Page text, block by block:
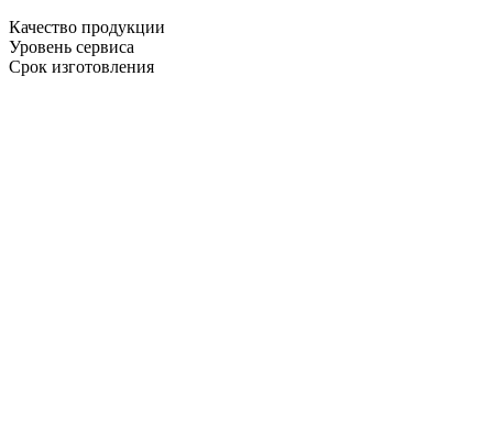
Качество продукции
Уровень сервиса
Срок изготовления